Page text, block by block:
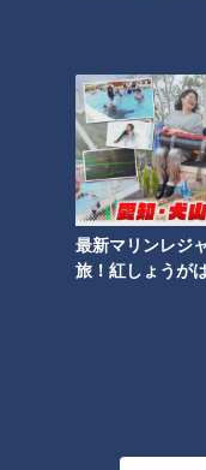
最新マリンレジ
旅！紅しょうが